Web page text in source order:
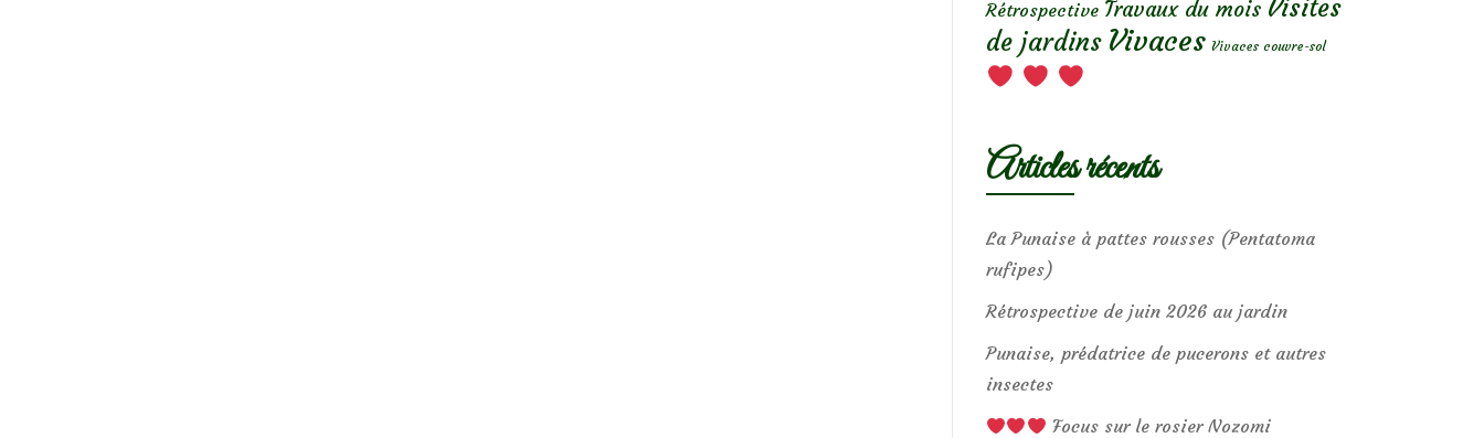
Rétrospective Travaux du mois Visites
de jardins Vivaces Vivaces couvre-sol
Articles récents
La Punaise à pattes rousses (Pentatoma
rufipes)
Rétrospective de juin 2026 au jardin
Punaise, prédatrice de pucerons et autres
insectes
Focus sur le rosier Nozomi